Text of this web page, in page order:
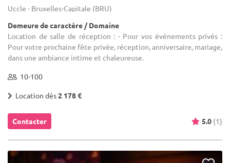
Uccle - Bruxelles-Capitale (BRU)
Demeure de caractère / Domaine
Location de salle de réception : - Pour vos événements privés :
Pour votre prochaine fête privée, réception, anniversaire, mariage,
dans une ambiance intime et chaleureuse.
10-100
Location dès2 178 €
Contacter 5.0 (1)